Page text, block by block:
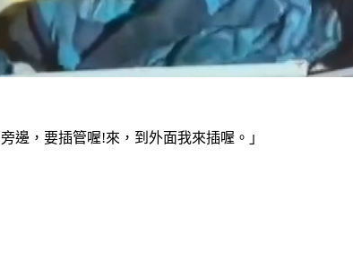
邊，要插管喔!來，到外面我來插喔。」